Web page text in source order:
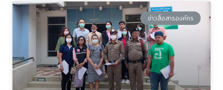
ข่าวสื่อสารองค์กร